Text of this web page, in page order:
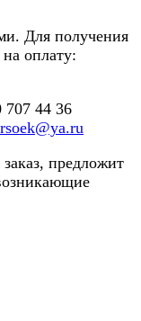
Для получения
оплату:
707 44 36
rsoek@ya.ru
предложит